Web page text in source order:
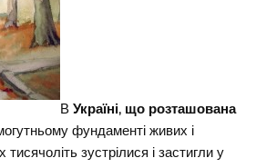
ВУкраїні, що розташована
фундаменті живих і
зустрілися і застигли у